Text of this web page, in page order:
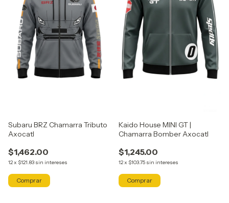
Subaru BRZ Chamarra Tributo
Axocatl
$1,462.00
12x $121.83 sin intereses
Comprar
Kaido House MINI GT |
Chamarra Bomber Axocatl
$1,245.00
12x $103.75 sin intereses
Comprar